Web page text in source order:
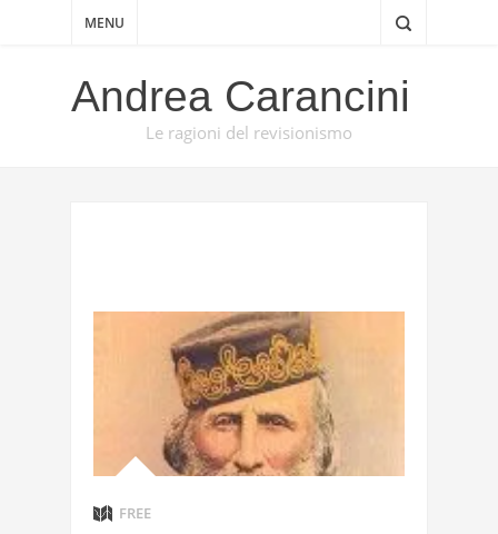
MENU
Andrea Carancini
Le ragioni del revisionismo
FREE